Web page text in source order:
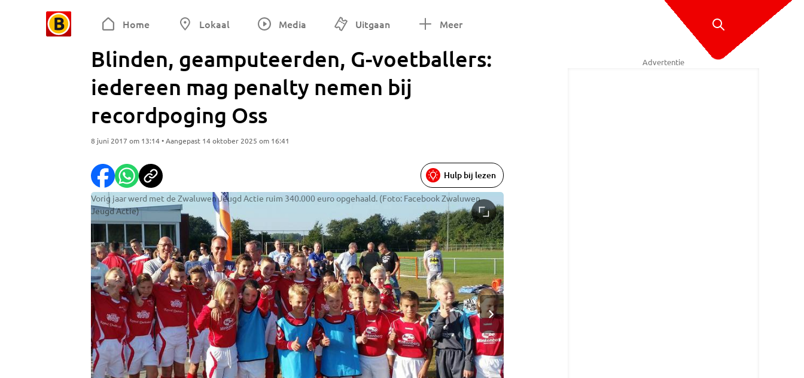
Home Lokaal Media Uitgaan Meer
Blinden, geamputeerden, G-voetballers:
iedereen mag penalty nemen bij
recordpoging Oss
8 juni 2017 om 13:14 • Aangepast 14 oktober 2025 om 16:41
Vorig jaar werd met de Zwaluwen Jeugd Actie ruim 340.000 euro opgehaald. (Foto: Facebook Zwaluwen
Jeugd Actie)
Hulp bij lezen
Advertentie